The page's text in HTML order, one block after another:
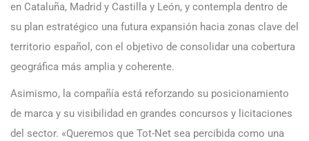
en Cataluña, Madrid y Castilla y León, y contempla dentro de
su plan estratégico una futura expansión hacia zonas clave del
territorio español, con el objetivo de consolidar una cobertura
geográfica más amplia y coherente.
Asimismo, la compañía está reforzando su posicionamiento
de marca y su visibilidad en grandes concursos y licitaciones
del sector. «Queremos que Tot-Net sea percibida como una